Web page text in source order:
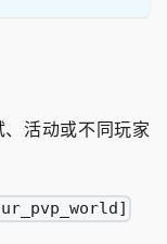
活动或不同玩家